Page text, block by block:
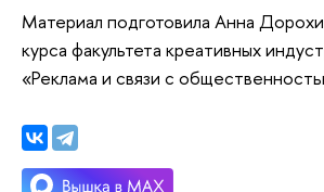
Материал подготовила Анна
курса факультета креативных
«Реклама и связи с